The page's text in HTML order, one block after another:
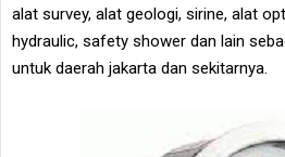
alat survey, alat geologi, sirine, alat
hydraulic, safety shower dan lain
untuk daerah jakarta dan sekitarnya.